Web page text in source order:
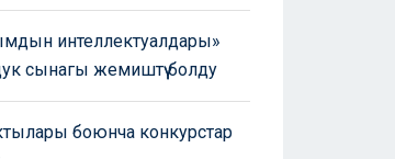
интеллектуалдары»
сынагы жемиштүү болду
боюнча конкурстар